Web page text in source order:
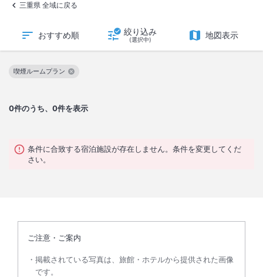
三重県 全域に戻る
おすすめ順 絞り込み
(選択中) 地図表示
0件のうち、0件を表示
喫煙ルームプラン
この絞り込み条件を解除
条件に合致する宿泊施設が存在しません。条件を変更してくだ
さい。
ご注意・ご案内
掲載されている写真は、旅館・ホテルから提供された画像
です。